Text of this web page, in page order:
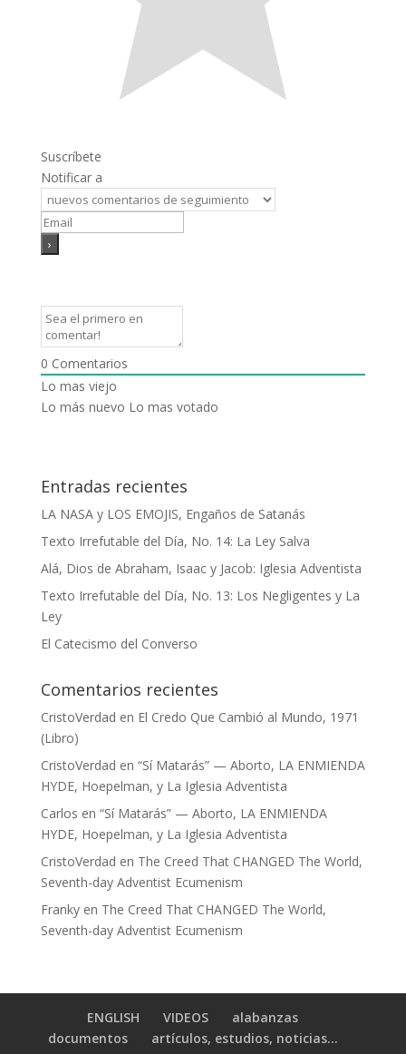
Suscríbete
Notificar a
0 Comentarios
Lo mas viejo
Lo más nuevo Lo mas votado
Entradas recientes
LA NASA y LOS EMOJIS, Engaños de Satanás
Texto Irrefutable del Día, No. 14: La Ley Salva
Alá, Dios de Abraham, Isaac y Jacob: Iglesia Adventista
Texto Irrefutable del Día, No. 13: Los Negligentes y La
Ley
El Catecismo del Converso
Comentarios recientes
CristoVerdad en El Credo Que Cambió al Mundo, 1971
(Libro)
CristoVerdad en “Sí Matarás” — Aborto, LA ENMIENDA
HYDE, Hoepelman, y La Iglesia Adventista
Carlos en “Sí Matarás” — Aborto, LA ENMIENDA
HYDE, Hoepelman, y La Iglesia Adventista
CristoVerdad en The Creed That CHANGED The World,
Seventh-day Adventist Ecumenism
Frankyen The Creed That CHANGED The World,
Seventh-day Adventist Ecumenism
ENGLISH VIDEOS
alabanzas
documentos
artículos, estudios, noticias…